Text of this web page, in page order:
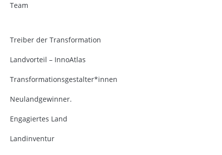
Team
Treiber der Transformation
Landvorteil – InnoAtlas
Transformationsgestalter*innen
Neulandgewinner.
Engagiertes Land
Landinventur